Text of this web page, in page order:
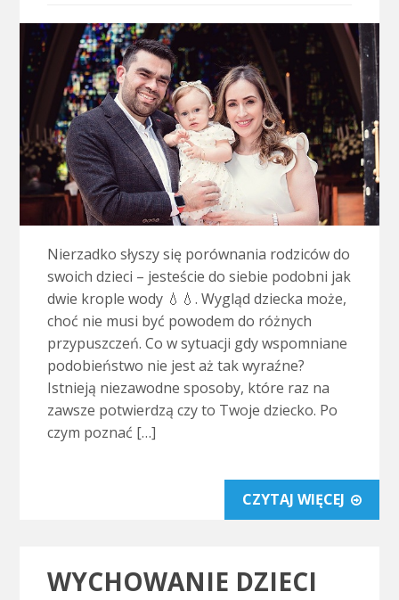
Nierzadko słyszy się porównania rodziców do
swoich dzieci – jesteście do siebie podobni jak
dwie krople wody 💧💧. Wygląd dziecka może,
choć nie musi być powodem do różnych
przypuszczeń. Co w sytuacji gdy wspomniane
podobieństwo nie jest aż tak wyraźne?
Istnieją niezawodne sposoby, które raz na
zawsze potwierdzą czy to Twoje dziecko. Po
czym poznać […]
CZYTAJ WIĘCEJ
WYCHOWANIE DZIECI